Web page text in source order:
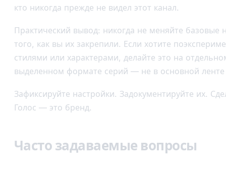
кто никогда прежде не видел этот канал.
Практический вывод: никогда не меняйте базовые
того, как вы их закрепили. Если хотите
стилями или характерами, делайте это на
выделенном формате серий — не в основной ленте
Зафиксируйте настройки. Задокументируйте их.
Голос — это бренд.
Часто задаваемые вопросы